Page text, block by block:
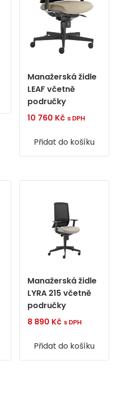
Manažerská židle
LEAF včetně
područky
10 760 Kč s DPH
Přidat do košíku
Manažerská židle
LYRA 215 včetně
područky
8 890 Kč s DPH
Přidat do košíku